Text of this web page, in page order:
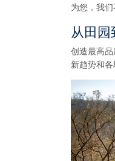
为您，我
从田
创造最高
新趋势和